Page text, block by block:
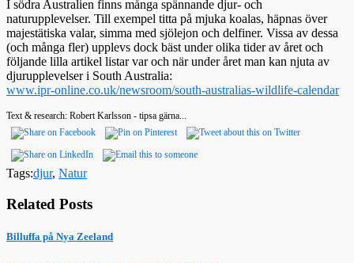
I södra Australien finns många spännande djur- och
naturupplevelser. Till exempel titta på mjuka koalas, häpnas över
majestätiska valar, simma med sjölejon och delfiner. Vissa av dessa
(och många fler) upplevs dock bäst under olika tider av året och
följande lilla artikel listar var och när under året man kan njuta av
djurupplevelser i South Australia:
www.ipr-online.co.uk/newsroom/south-australias-wildlife-calendar
Text & research: Robert Karlsson - tipsa gärna...
Tags:djur, Natur
Related Posts
Billuffa på Nya Zeeland